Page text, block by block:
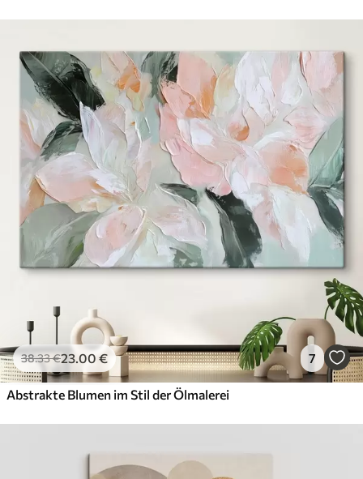
38.33€23.00 € 7
Abstrakte Blumen im Stil der Ölmalerei